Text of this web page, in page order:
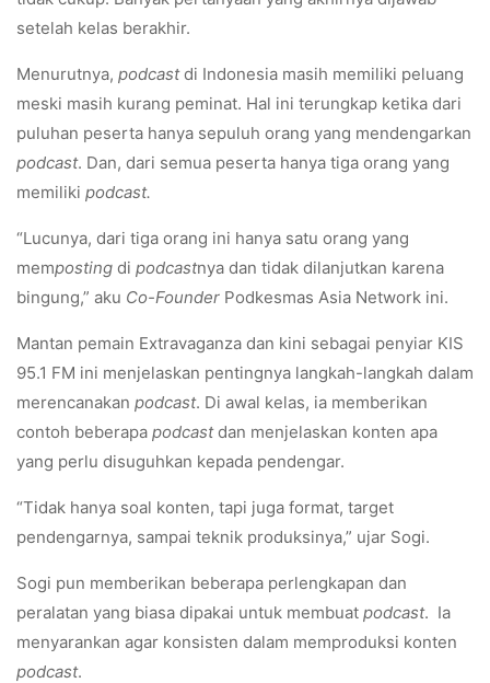
setelah kelas berakhir.
Menurutnya, podcastdi Indonesia masih memiliki peluang
meski masih kurang peminat. Hal ini terungkap ketika dari
puluhan peserta hanya sepuluh orang yang mendengarkan
podcast. Dan, dari semua peserta hanya tiga orang yang
memiliki podcast.
“Lucunya, dari tiga orang ini hanya satu orang yang
memposting di podcastnya dan tidak dilanjutkan karena
bingung,” aku Co-Founder Podkesmas Asia Network ini.
Mantan pemain Extravaganza dan kini sebagai penyiar KIS
95.1 FM ini menjelaskan pentingnya langkah-langkah dalam
merencanakan podcast. Di awal kelas, ia memberikan
contoh beberapa podcastdan menjelaskan konten apa
yang perlu disuguhkan kepada pendengar.
“Tidak hanya soal konten, tapi juga format, target
pendengarnya, sampai teknik produksinya,” ujar Sogi.
Sogi pun memberikan beberapa perlengkapan dan
peralatan yang biasa dipakai untuk membuat podcast. Ia
menyarankan agar konsisten dalam memproduksi konten
podcast.